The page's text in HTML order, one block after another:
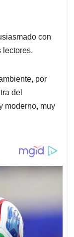
con
lectores.
por
del
moderno, muy